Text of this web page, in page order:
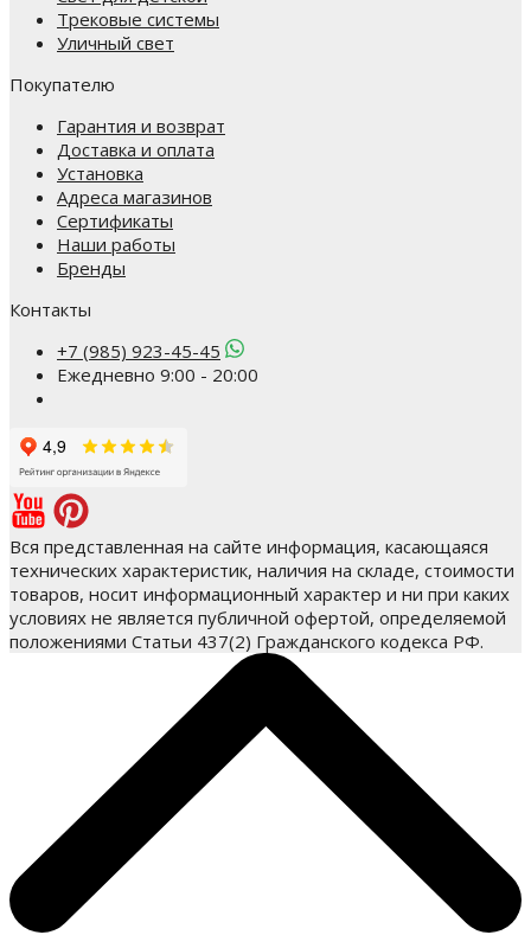
Трековые системы
Уличный свет
Покупателю
Гарантия и возврат
Доставка и оплата
Установка
Адреса магазинов
Сертификаты
Наши работы
Бренды
Контакты
+7 (985) 923-45-45
Ежедневно 9:00 - 20:00
Вся представленная на сайте информация, касающаяся
технических характеристик, наличия на складе, стоимости
товаров, носит информационный характер и ни при каких
условиях не является публичной офертой, определяемой
положениями Статьи 437(2) Гражданского кодекса РФ.